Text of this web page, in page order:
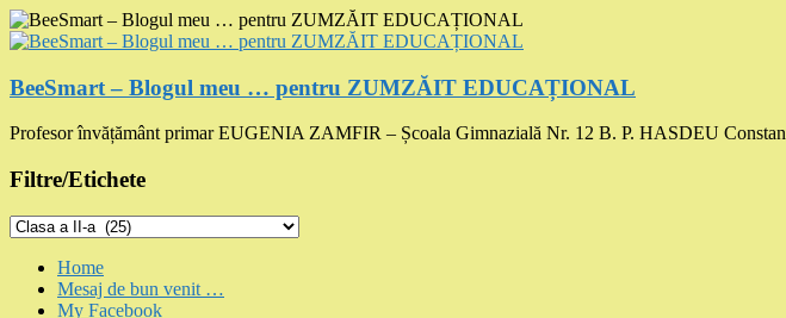
Skip
to
BeeSmart – Blogul meu … pentru ZUMZĂIT EDUCAȚIONAL
Profesor învățământ primar EUGENIA ZAMFIR – Școala Gimnazială Nr. 12 B. P. HASDEU
Filtre/Etichete
Filtre/Etichete
Menu
Home
Mesaj de bun venit …
My Facebook